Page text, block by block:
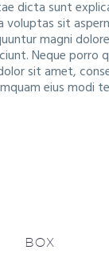
dicta sunt
voluptas sit
magni
Neque porro
sit amet,
eius modi
BOX